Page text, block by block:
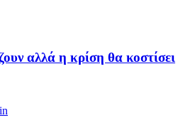
αλλά η κρίση θα κοστίσει